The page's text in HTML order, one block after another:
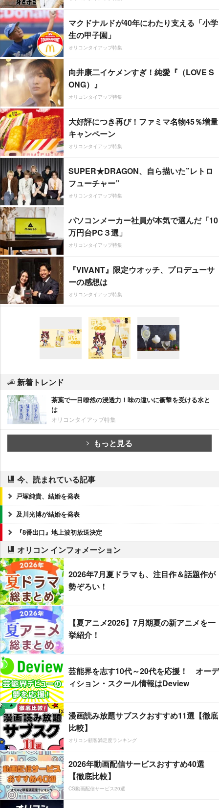
マクドナルドが40年にわたり支える「小学
生の甲子園」
オリコンタイアップ特集
向井康二イケメンすぎ！純愛『（LOVE S
ONG）』
オリコンタイアップ特集
大好評につき再び！ファミマ名物45％増量
キャンペーン
オリコンタイアップ特集
SUPER★DRAGON、自ら描いた”レトロ
フューチャー”
オリコンタイアップ特集
パソコンメーカー社員が本気で選んだ「10
万円台PC３選」
オリコンタイアップ特集
『VIVANT』限定ウオッチ、プロデューサ
ーの感想は
オリコンタイアップ特集
新着トレンド
茶葉で一目瞭然の浸透力！味の違いに衝撃を受ける水と
は
オリコンタイアップ特集
もっと見る
今、読まれている記事
戸塚純貴、結婚を発表
及川光博が結婚を発表
『8番出口』地上波初放送決定
オリコン インフォメーション
2026年7月夏ドラマも、注目作＆話題作が
勢ぞろい！
【夏アニメ2026】7月期夏の新アニメを一
挙紹介！
芸能界を志す10代～20代を応援！ オーデ
ィション・スクール情報はDeview
漫画読み放題サブスクおすすめ11選【徹底
比較】
オリコン顧客満足度ランキング
2026年動画配信サービスおすすめ40選
【徹底比較】
CS動画配信サービス20選